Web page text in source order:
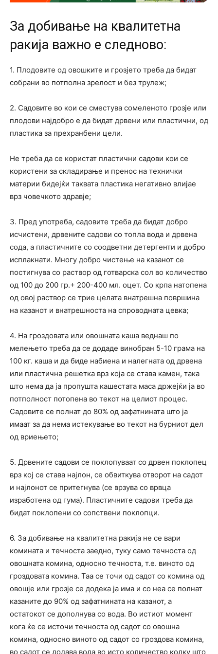
За добивање на квалитетна
ракија важно е следново:
1. Плодовите од овошките и грозјето треба да бидат
собрани во потполна зрелост и без трулеж;
2. Садовите во кои се сместува сомеленото грозје или
плодови најдобро е да бидат дрвени или пластични, од
пластика за прехранбени цели.
Не треба да се користат пластични садови кои се
користени за складирање и пренос на технички
материи бидејќи таквата пластика негативно влијае
врз човечкото здравје;
3. Пред употреба, садовите треба да бидат добро
исчистени, дрвените садови со топла вода и дрвена
сода, а пластичните со соодветни детергенти и добро
исплакнати. Многу добро чистење на казанот се
постигнува со раствор од готварска сол во количество
од 100 до 200 гр.+ 200-400 мл. оцет. Со крпа натопена
од овој раствор се трие целата внатрешна површина
на казанот и внатрешноста на спроводната цевка;
4. На гроздовата или овошната каша веднаш по
мелењето треба да се додаде винобран 5-10 грама на
100 кг. каша и да биде набиена и налегната од дрвена
или пластична решетка врз која се става камен, така
што нема да ја пропушта кашестата маса држејќи ја во
потполност потопена во текот на целиот процес.
Садовите се полнат до 80% од зафатнината што ја
имаат за да нема истекување во текот на бурниот дел
од вриењето;
5. Дрвените садови се поклопуваат со дрвен поклопец
врз кој се става најлон, се обвиткува отворот на садот
и најлонот се притегнува (се врзува со врвца
изработена од гума). Пластичните садови треба да
бидат поклопени со сопствени поклопци.
6. За добивање на квалитетна ракија не се вари
комината и течноста заедно, туку само течноста од
овошната комина, односно течноста, т.е. виното од
гроздовата комина. Таа се точи од садот со комина од
овошје или грозје се додека ја има и со неа се полнат
казаните до 90% од зафатнината на казанот, а
остатокот се дополнува со вода. Во истиот момент
кога ќе се источи течноста од садот со овошна
комина, односно виното од садот со гроздова комина,
во садот се додава вода во исто количество колку што